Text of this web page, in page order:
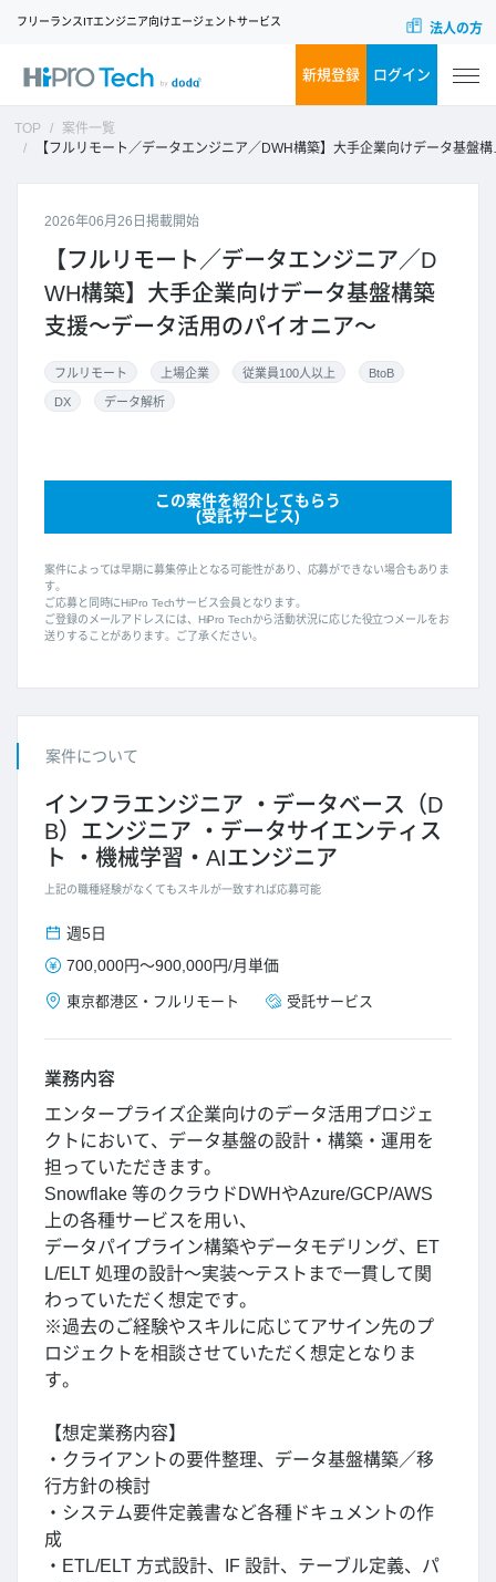
フリーランスITエンジニア向けエージェントサービス 法人の方
新規登録 ログイン
TOP
案件一覧
【フルリモート／データエンジニア／DWH構築】大手企業向けデータ基盤構築支援～データ活用のパイオニア～
2026年06月26日掲載開始
【フルリモート／データエンジニア／D
WH構築】大手企業向けデータ基盤構築
支援～データ活用のパイオニア～
フルリモート 上場企業 従業員100人以上 BtoB
DX データ解析
この案件を紹介してもらう
(受託サービス)
案件によっては早期に募集停止となる可能性があり、応募ができない場合もありま
す。
ご応募と同時にHiPro Techサービス会員となります。
ご登録のメールアドレスには、HiPro Techから活動状況に応じた役立つメールをお
送りすることがあります。ご了承ください。
案件について
インフラエンジニア
データベース（D
B）エンジニア
データサイエンティス
ト
機械学習・AIエンジニア
上記の職種経験がなくてもスキルが一致すれば応募可能
週5日
700,000円～900,000円/月単価
東京都港区 ・ フルリモート 受託サービス
業務内容
エンタープライズ企業向けのデータ活用プロジェ
クトにおいて、データ基盤の設計・構築・運用を
担っていただきます。
Snowflake 等のクラウドDWHやAzure/GCP/AWS
上の各種サービスを用い、
データパイプライン構築やデータモデリング、ET
L/ELT 処理の設計～実装～テストまで一貫して関
わっていただく想定です。
※過去のご経験やスキルに応じてアサイン先のプ
ロジェクトを相談させていただく想定となりま
す。
【想定業務内容】
・クライアントの要件整理、データ基盤構築／移
行方針の検討
・システム要件定義書など各種ドキュメントの作
成
・ETL/ELT 方式設計、IF 設計、テーブル定義、パ